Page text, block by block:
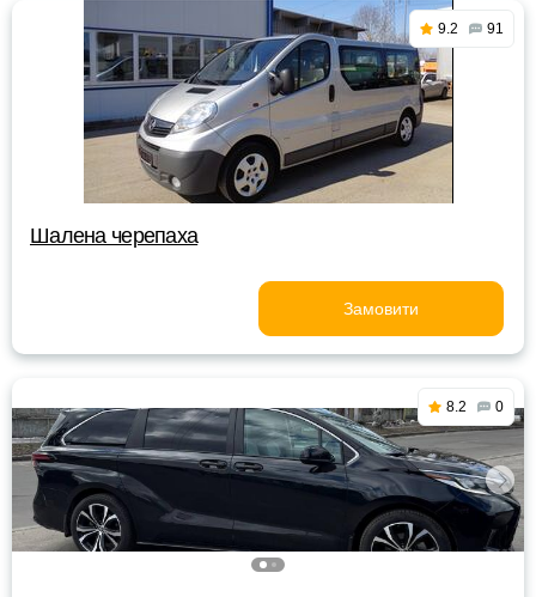
9.2 91
Шалена черепаха
Замовити
8.2 0